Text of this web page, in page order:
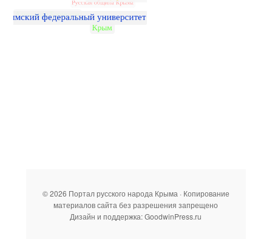
© 2026 Портал русского народа Крыма · Копирование
материалов сайта без разрешения запрещено
Дизайн и поддержка: GoodwinPress.ru